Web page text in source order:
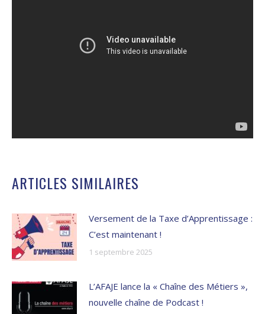
ARTICLES SIMILAIRES
Versement de la Taxe d’Apprentissage :
C’est maintenant !
1 septembre 2025
L’AFAJE lance la « Chaîne des Métiers »,
nouvelle chaîne de Podcast !